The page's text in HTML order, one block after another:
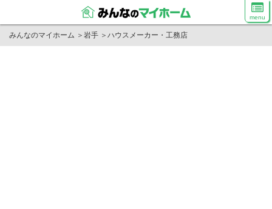
menu
みんなのマイホーム ＞ 岩手 ＞ ハウスメーカー・工務店